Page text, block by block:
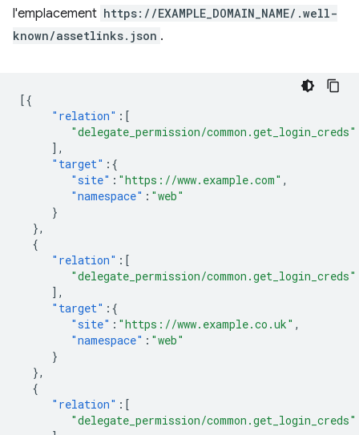
l'emplacement https://EXAMPLE_DOMAIN_NAME/.well-
known/assetlinks.json .
[{
"relation" :[
"delegate_permission/common.get_login_creds"
],
"target" :{
"site" : "https://www.example.com" ,
"namespace" : "web"
}
},
{
"relation" :[
"delegate_permission/common.get_login_creds"
],
"target" :{
"site" : "https://www.example.co.uk" ,
"namespace" : "web"
}
},
{
"relation" :[
"delegate_permission/common.get_login_creds"